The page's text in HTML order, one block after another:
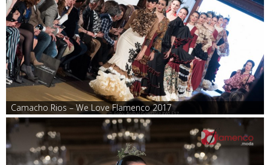
Camacho Rios – We Love Flamenco 2017